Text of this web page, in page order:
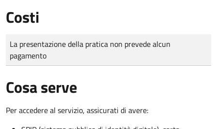
Costi
Tipo di pagamento
Importo
La presentazione della pratica non prevede alcun
pagamento
Cosa serve
Per accedere al servizio, assicurati di avere: